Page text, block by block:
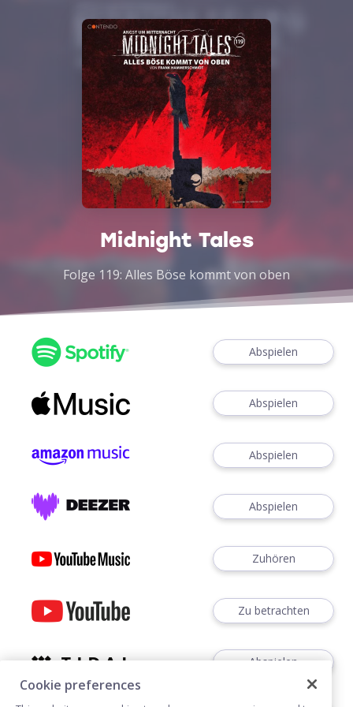
Midnight Tales
Folge 119: Alles Böse kommt von oben
Abspielen
Abspielen
Abspielen
Abspielen
Zuhören
Zu betrachten
Abspielen
Cookie preferences